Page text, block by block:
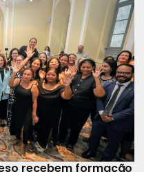
recebem formação